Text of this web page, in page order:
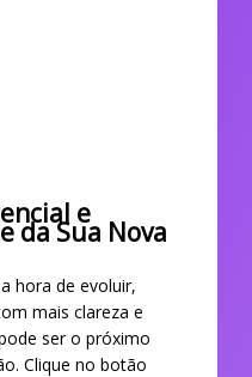
e
da Sua Nova
hora de evoluir,
mais clareza e
ser o próximo
Clique no botão